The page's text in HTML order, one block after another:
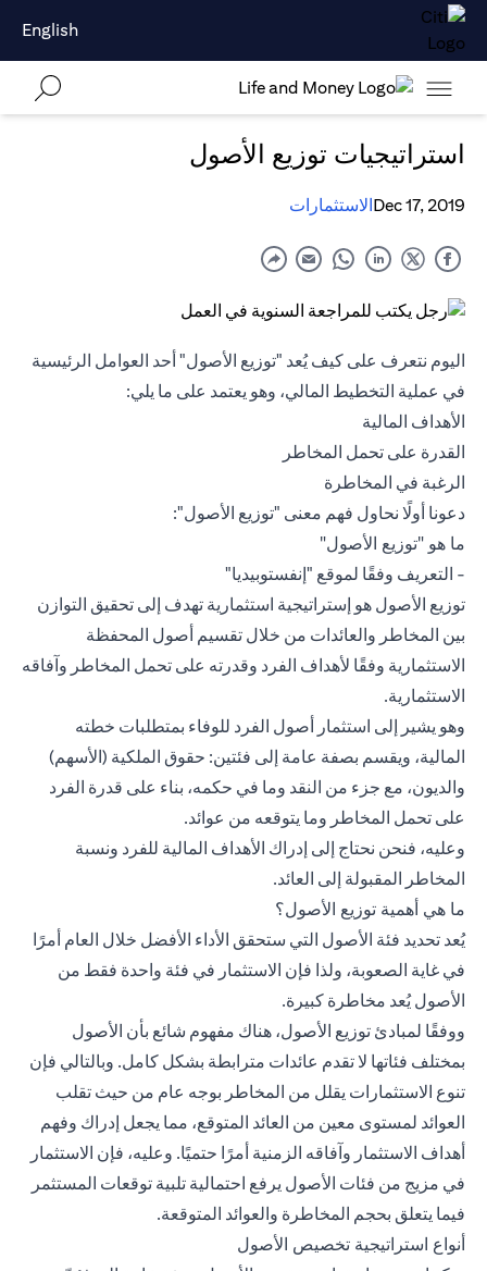
English
استراتيجيات توزيع الأصول
Dec 17, 2019الاستثمارات
اليوم نتعرف على كيف يُعد "توزيع الأصول" أحد العوامل الرئيسية
في عملية التخطيط المالي، وهو يعتمد على ما يلي:
الأهداف المالية
القدرة على تحمل المخاطر
الرغبة في المخاطرة
دعونا أولًا نحاول فهم معنى "توزيع الأصول":
ما هو "توزيع الأصول"
- التعريف وفقًا لموقع "إنفستوبيديا"
توزيع الأصول هو إستراتيجية استثمارية تهدف إلى تحقيق التوازن
بين المخاطر والعائدات من خلال تقسيم أصول المحفظة
الاستثمارية وفقًا لأهداف الفرد وقدرته على تحمل المخاطر وآفاقه
الاستثمارية.
وهو يشير إلى استثمار أصول الفرد للوفاء بمتطلبات خطته
المالية، ويقسم بصفة عامة إلى فئتين: حقوق الملكية (الأسهم)
والديون، مع جزء من النقد وما في حكمه، بناء على قدرة الفرد
على تحمل المخاطر وما يتوقعه من عوائد.
وعليه، فنحن نحتاج إلى إدراك الأهداف المالية للفرد ونسبة
المخاطر المقبولة إلى العائد.
ما هي أهمية توزيع الأصول؟
يُعد تحديد فئة الأصول التي ستحقق الأداء الأفضل خلال العام أمرًا
في غاية الصعوبة، ولذا فإن الاستثمار في فئة واحدة فقط من
الأصول يُعد مخاطرة كبيرة.
ووفقًا لمبادئ توزيع الأصول، هناك مفهوم شائع بأن الأصول
بمختلف فئاتها لا تقدم عائدات مترابطة بشكل كامل. وبالتالي فإن
تنوع الاستثمارات يقلل من المخاطر بوجه عام من حيث تقلب
العوائد لمستوى معين من العائد المتوقع، مما يجعل إدراك وفهم
أهداف الاستثمار وآفاقه الزمنية أمرًا حتميًا. وعليه، فإن الاستثمار
في مزيج من فئات الأصول يرفع احتمالية تلبية توقعات المستثمر
فيما يتعلق بحجم المخاطرة والعوائد المتوقعة.
أنواع استراتيجية تخصيص الأصول